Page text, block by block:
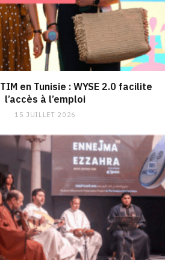
en Tunisie : WYSE 2.0 facilite
l’accès à l’emploi
15 JUILLET 2026